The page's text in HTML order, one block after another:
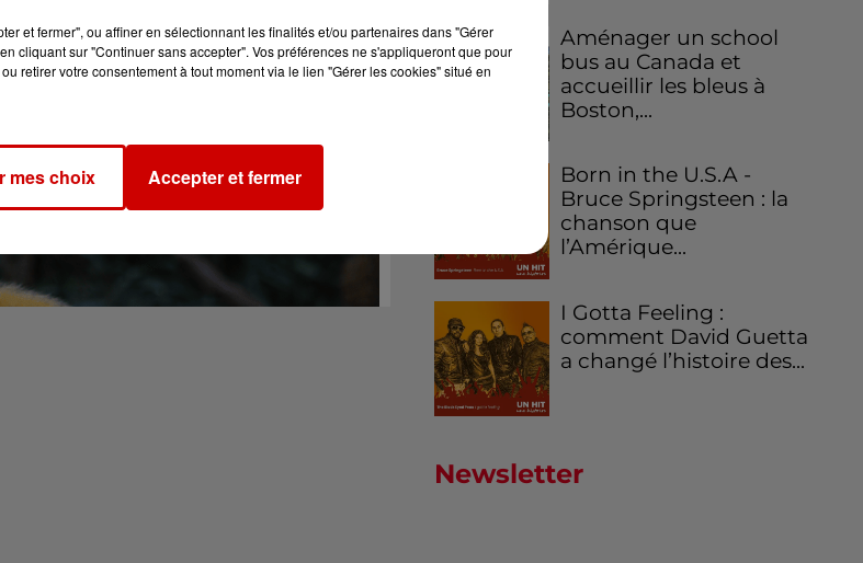
Aménager un school
bus au Canada et
accueillir les bleus à
Boston,...
Born in the U.S.A -
Bruce Springsteen : la
chanson que
l’Amérique...
I Gotta Feeling :
comment David Guetta
a changé l’histoire des...
Newsletter
et fermer", ou affiner en sélectionnant les finalités et/ou partenaires dans "Gérer
cliquant sur "Continuer sans accepter". Vos préférences ne s'appliqueront que pour
retirer votre consentement à tout moment via le lien "Gérer les cookies" situé en
mes choix Accepter et fermer